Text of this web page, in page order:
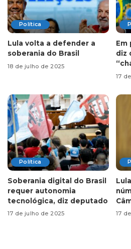
Política
Lula volta a defender a
soberania do Brasil
18 de julho de 2025
Em
diz
17
Política
Soberania digital do Brasil
requer autonomia
tecnológica, diz deputado
17 de julho de 2025 17